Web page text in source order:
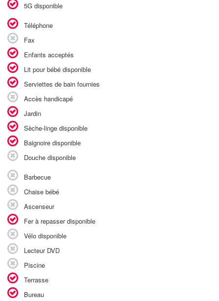
5G disponible
Téléphone
Fax
Enfants acceptés
Lit pour bébé disponible
Serviettes de bain fournies
Accès handicapé
Jardin
Sèche-linge disponible
Baignoire disponible
Douche disponible
Barbecue
Chaise bébé
Ascenseur
Fer à repasser disponible
Vélo disponible
Lecteur DVD
Piscine
Terrasse
Bureau